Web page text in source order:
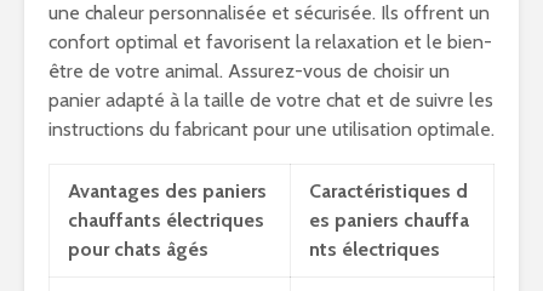
une chaleur personnalisée et sécurisée. Ils offrent un
confort optimal et favorisent la relaxation et le bien-
être de votre animal. Assurez-vous de choisir un
panier adapté à la taille de votre chat et de suivre les
instructions du fabricant pour une utilisation optimale.
Avantages des paniers
chauffants électriques
pour chats âgés
Caractéristiques d
es paniers chauffa
nts électriques